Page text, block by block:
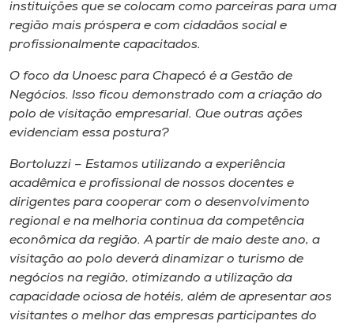
instituições que se colocam como parceiras para uma
região mais próspera e com cidadãos social e
profissionalmente capacitados.
O foco da Unoesc para Chapecó é a Gestão de
Negócios. Isso ficou demonstrado com a criação do
polo de visitação empresarial. Que outras ações
evidenciam essa postura?
Bortoluzzi – Estamos utilizando a experiência
acadêmica e profissional de nossos docentes e
dirigentes para cooperar com o desenvolvimento
regional e na melhoria continua da competência
econômica da região. A partir de maio deste ano, a
visitação ao polo deverá dinamizar o turismo de
negócios na região, otimizando a utilização da
capacidade ociosa de hotéis, além de apresentar aos
visitantes o melhor das empresas participantes do